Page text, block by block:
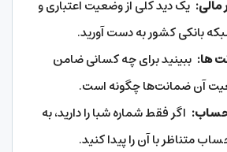
مالی: یک دید کلی از وضعیت اعتباری و
بانکی کشور به دست آورید.
ها: ببینید برای چه کسانی ضامن
آن ضمانت‌ها چگونه است.
حساب: اگر فقط شماره شبا را دارید، به
متناظر با آن را پیدا کنید.